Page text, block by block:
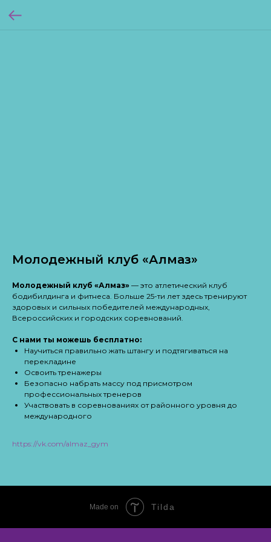
Молодежный клуб «Алмаз»
Молодежный клуб «Алмаз» — это атлетический клуб
бодибилдинга и фитнеса. Больше 25-ти лет здесь тренируют
здоровых и сильных победителей международных,
Всероссийских и городских соревнований.
С нами ты можешь бесплатно:
Научиться правильно жать штангу и подтягиваться на
перекладине
Освоить тренажеры
Безопасно набрать массу под присмотром
профессиональных тренеров
Участвовать в соревнованиях от районного уровня до
международного
https://vk.com/almaz_gym
Made on Tilda